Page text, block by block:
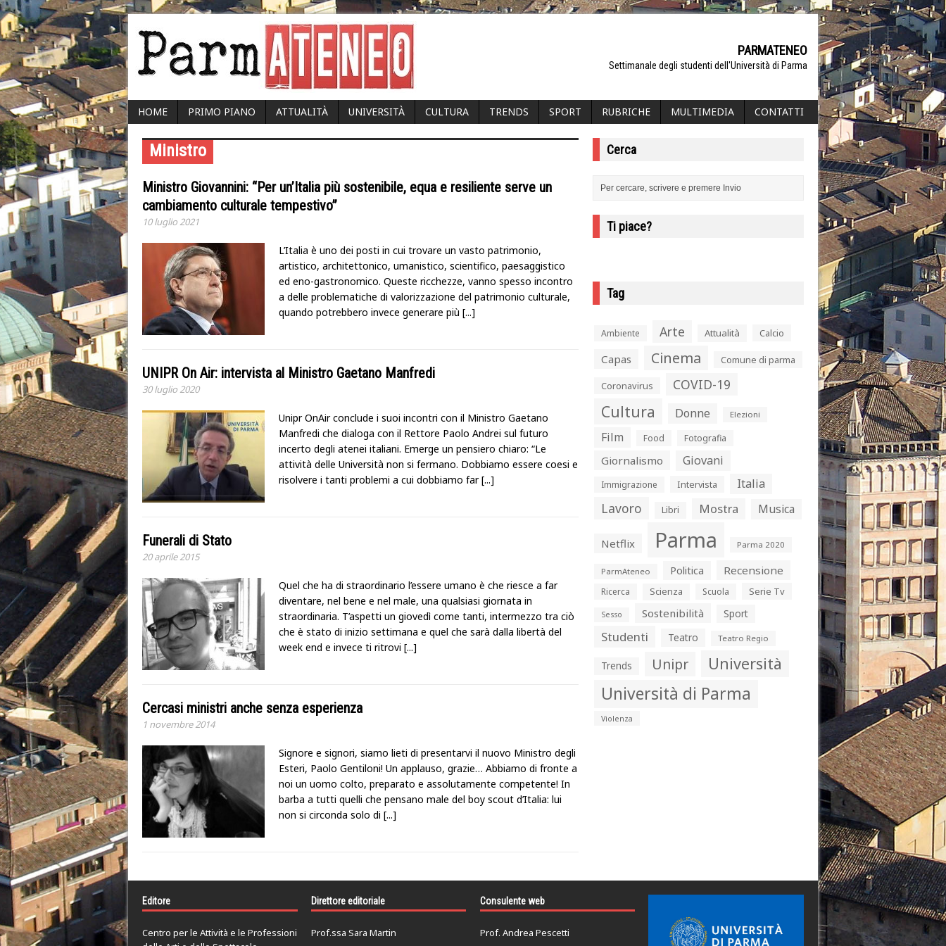
PARMATENEO
Settimanale degli studenti dell'Università di Parma
HOME PRIMO PIANO ATTUALITÀ UNIVERSITÀ CULTURA TRENDS SPORT RUBRICHE MULTIMEDIA CONTATTI
Ministro
Ministro Giovannini: “Per un’Italia più sostenibile, equa e resiliente serve un
cambiamento culturale tempestivo”
10 luglio 2021
L’Italia è uno dei posti in cui trovare un vasto patrimonio,
artistico, architettonico, umanistico, scientifico, paesaggistico
ed eno-gastronomico. Queste ricchezze, vanno spesso incontro
a delle problematiche di valorizzazione del patrimonio culturale,
quando potrebbero invece generare più [...]
UNIPR On Air: intervista al Ministro Gaetano Manfredi
30 luglio 2020
Unipr OnAir conclude i suoi incontri con il Ministro Gaetano
Manfredi che dialoga con il Rettore Paolo Andrei sul futuro
incerto degli atenei italiani. Emerge un pensiero chiaro: “Le
attività delle Università non si fermano. Dobbiamo essere coesi e
risolvere i tanti problemi a cui dobbiamo far[...]
Funerali di Stato
20 aprile 2015
Quel che ha di straordinario l’essere umano è che riesce a far
diventare, nel bene e nel male, una qualsiasi giornata in
straordinaria. T’aspetti un giovedì come tanti, intermezzo tra ciò
che è stato di inizio settimana e quel che sarà dalla libertà del
week end e invece ti ritrovi [...]
Cercasi ministri anche senza esperienza
1 novembre 2014
Signore e signori, siamo lieti di presentarvi il nuovo Ministro degli
Esteri, Paolo Gentiloni! Un applauso, grazie… Abbiamo di fronte a
noi un uomo colto, preparato e assolutamente competente! In
barba a tutti quelli che pensano male del boy scout d’Italia: lui
non si circonda solo di [...]
Cerca
Ti piace?
Tag
Ambiente Arte Attualità Calcio
Capas Cinema Comune di parma
Coronavirus COVID-19
Cultura Donne Elezioni
Film Food Fotografia
Giornalismo Giovani
Immigrazione Intervista Italia
Lavoro Libri Mostra Musica
Netflix Parma Parma 2020
ParmAteneo Politica Recensione
Ricerca Scienza Scuola Serie Tv
Sesso Sostenibilità Sport
Studenti Teatro Teatro Regio
Trends Unipr Università
Università di Parma
Violenza
Editore
Centro per le Attività e le Professioni
Direttore editoriale
Prof.ssa Sara Martin
Consulente web
Prof. Andrea Pescetti